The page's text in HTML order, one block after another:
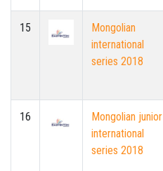
15
Mongolian
international
series 2018
16
Mongolian junior
international
series 2018